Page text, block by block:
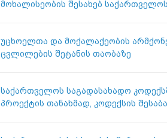
მოხალისეობის შესახებ
უცხოელთა და მოქალაქეობის
ცვლილების შეტანის თაობაზე
საქართველოს საგადასახადო
პროექტის თანახმად, კოდექსის